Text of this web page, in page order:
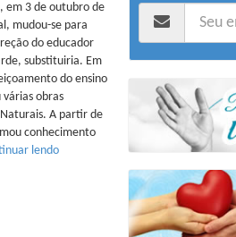
em 3 de outubro de
mudou-se para
do educador
substituiria. Em
do ensino
obras
A partir de
conhecimento
lendo